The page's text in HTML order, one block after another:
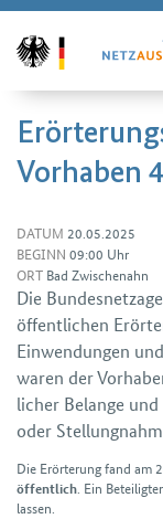
Vorhaben
DATUM 20.05.2025
BEGINN 09:00 Uhr
ORT Bad Zwischenahn
Die
öffentlichen
Ein­wendungen
waren der
licher Belange
oder
Die Erörterung fand am
öffentlich . Ein
lassen.